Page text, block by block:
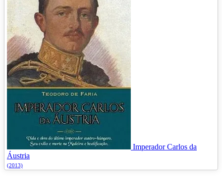
Imperador Carlos da
Áustria
(2013)